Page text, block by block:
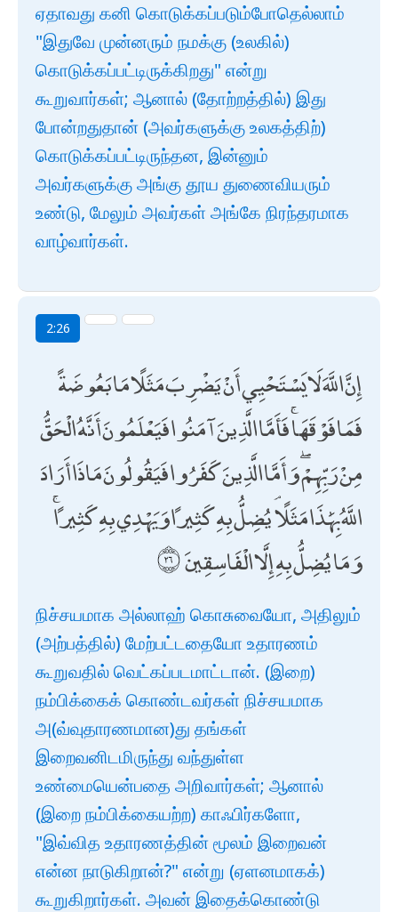
ஏதாவது கனி கொடுக்கப்படும்போதெல்லாம்
"இதுவே முன்னரும் நமக்கு (உலகில்)
கொடுக்கப்பட்டிருக்கிறது" என்று
கூறுவார்கள்; ஆனால் (தோற்றத்தில்) இது
போன்றதுதான் (அவர்களுக்கு உலகத்திற்)
கொடுக்கப்பட்டிருந்தன, இன்னும்
அவர்களுக்கு அங்கு தூய துணைவியரும்
உண்டு, மேலும் அவர்கள் அங்கே நிரந்தரமாக
வாழ்வார்கள்.
2:26
إِنَّ اللَّهَ لَا يَسْتَحْيِي أَنْ يَضْرِبَ مَثَلًا مَا بَعُوضَةً
فَمَا فَوْقَهَا ۚ فَأَمَّا الَّذِينَ آمَنُوا فَيَعْلَمُونَ أَنَّهُ الْحَقُّ
مِنْ رَبِّهِمْ ۖ وَأَمَّا الَّذِينَ كَفَرُوا فَيَقُولُونَ مَاذَا أَرَادَ
اللَّهُ بِهَٰذَا مَثَلًا ۘ يُضِلُّ بِهِ كَثِيرًا وَيَهْدِي بِهِ كَثِيرًا ۚ
وَمَا يُضِلُّ بِهِ إِلَّا الْفَاسِقِينَ
நிச்சயமாக அல்லாஹ் கொசுவையோ, அதிலும்
(அற்பத்தில்) மேற்பட்டதையோ உதாரணம்
கூறுவதில் வெட்கப்படமாட்டான். (இறை)
நம்பிக்கைக் கொண்டவர்கள் நிச்சயமாக
அ(வ்வுதாரணமான)து தங்கள்
இறைவனிடமிருந்து வந்துள்ள
உண்மையென்பதை அறிவார்கள்; ஆனால்
(இறை நம்பிக்கையற்ற) காஃபிர்களோ,
"இவ்வித உதாரணத்தின் மூலம் இறைவன்
என்ன நாடுகிறான்?" என்று (ஏளனமாகக்)
கூறுகிறார்கள். அவன் இதைக்கொண்டு